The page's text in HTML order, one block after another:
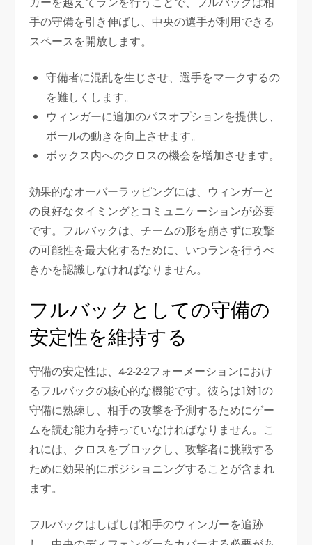
手の守備を引き伸ばし、中央の選手が利用できる
スペースを開放します。
守備者に混乱を生じさせ、選手をマークするの
を難しくします。
ウィンガーに追加のパスオプションを提供し、
ボールの動きを向上させます。
ボックス内へのクロスの機会を増加させます。
効果的なオーバーラッピングには、ウィンガーと
の良好なタイミングとコミュニケーションが必要
です。フルバックは、チームの形を崩さずに攻撃
の可能性を最大化するために、いつランを行うべ
きかを認識しなければなりません。
フルバックとしての守備の
安定性を維持する
守備の安定性は、4-2-2-2フォーメーションにおけ
るフルバックの核心的な機能です。彼らは1対1の
守備に熟練し、相手の攻撃を予測するためにゲー
ムを読む能力を持っていなければなりません。こ
れには、クロスをブロックし、攻撃者に挑戦する
ために効果的にポジショニングすることが含まれ
ます。
フルバックはしばしば相手のウィンガーを追跡